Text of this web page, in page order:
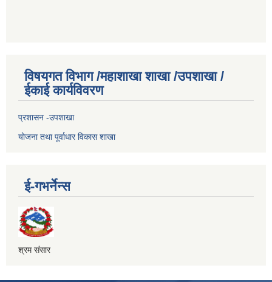
विषयगत विभाग /महाशाखा शाखा /उपशाखा /
ईकाई कार्यविवरण
प्रशासन -उपशाखा
योजना तथा पूर्वाधार विकास शाखा
ई-गभर्नेन्स
श्रम संसार